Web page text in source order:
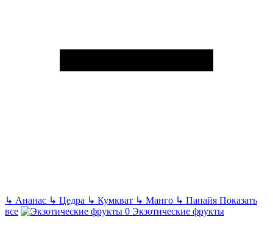
↳ Ананас ↳ Цедра ↳ Кумкват ↳ Манго ↳ Папайя Показать
все
Экзотические фрукты